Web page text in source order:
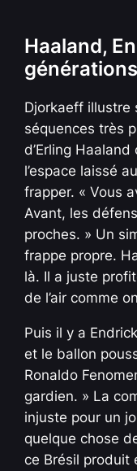
Haaland,
générations
Djorkaeff illustre
séquences très
d’Erling
l’espace laissé
frapper. « Vous
Avant, les
proches. » Un
frappe propre.
là. Il a juste
de l’air comme
Puis il y a
et le ballon
Ronaldo
gardien. » La
injuste pour un
quelque chose
ce Brésil produit